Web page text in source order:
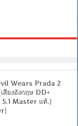
Wears Prada 2
สียงอังกฤษ DD+
Master แท้.]